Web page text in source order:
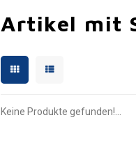
Artikel mit
Keine Produkte gefunden!...